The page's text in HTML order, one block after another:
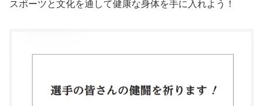
スポーツと文化を通して健康な身体を手に入れよう！